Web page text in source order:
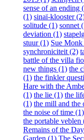
sense of an ending
(1) sinaï-klooster
solitude (1) sonnet
deviation (1)
stuur (1) Sue
synchroniciteit (2)
battle of the villa
new things (1) the
(1) the finkler
Hare with the
(1) the lie (1) the
(1) the mill and the
the noise of time (1)
the portable veblen
Remains of the
Garden (1) The